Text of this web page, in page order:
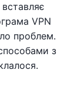
VPN
проблем.
з